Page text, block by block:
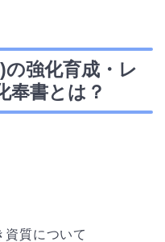
強化育成・レ
奉書とは？
資質について